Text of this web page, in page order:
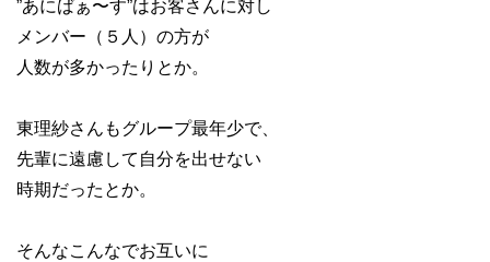
”あにばぁ〜す”はお客さんに対し
メンバー（５人）の方が
人数が多かったりとか。
東理紗さんもグループ最年少で、
先輩に遠慮して自分を出せない
時期だったとか。
そんなこんなでお互いに